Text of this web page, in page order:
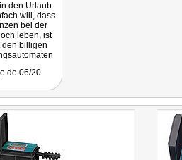
den Urlaub
will, dass
bei der
leben, ist
den billigen
06/20